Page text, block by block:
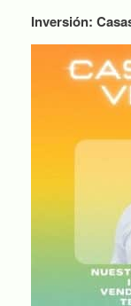
Inversión: